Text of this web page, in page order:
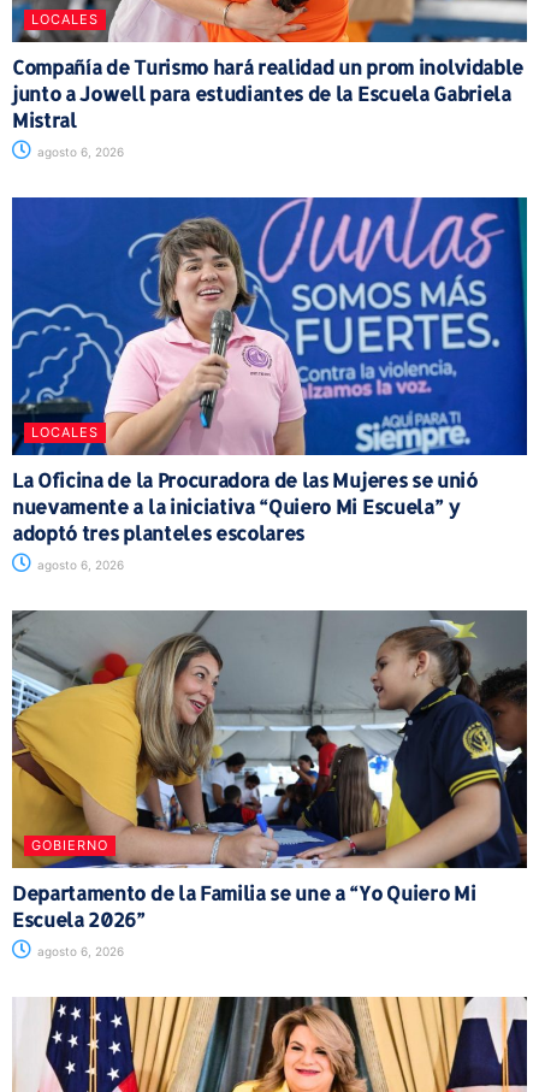
LOCALES
Compañía de Turismo hará realidad un prom inolvidable
junto a Jowell para estudiantes de la Escuela Gabriela
Mistral
agosto 6, 2026
LOCALES
La Oficina de la Procuradora de las Mujeres se unió
nuevamente a la iniciativa “Quiero Mi Escuela” y
adoptó tres planteles escolares
agosto 6, 2026
GOBIERNO
Departamento de la Familia se une a “Yo Quiero Mi
Escuela 2026”
agosto 6, 2026